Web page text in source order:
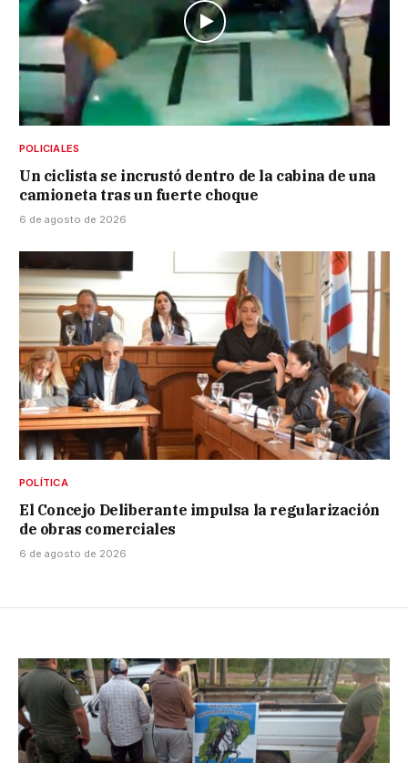
POLICIALES
Un ciclista se incrustó dentro de la cabina de una
camioneta tras un fuerte choque
6 de agosto de 2026
POLÍTICA
El Concejo Deliberante impulsa la regularización
de obras comerciales
6 de agosto de 2026